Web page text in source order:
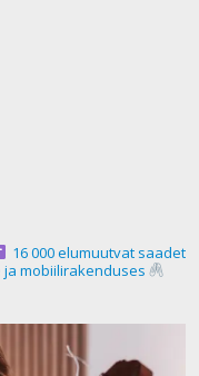
16 000 elumuutvat saadet
ja mobiilirakenduses